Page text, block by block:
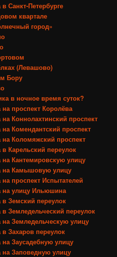
Санкт-Петербурге
квартале
город»
(Левашово)
Бору
в ночное время суток?
проспект Королёва
Коннолахтинский проспект
Комендантский проспект
Коломяжский проспект
Карельский переулок
Кантемировскую улицу
на Камышовую улицу
проспект Испытателей
на улицу Ильюшина
Земский переулок
Земледельческий переулок
Земледельческую улицу
Захаров переулок
Заусадебную улицу
Заповедную улицу